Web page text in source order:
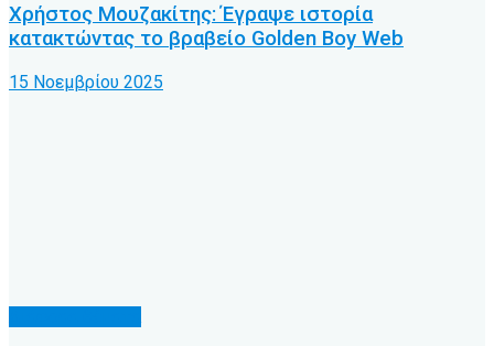
Χρήστος Μουζακίτης: Έγραψε ιστορία
κατακτώντας το βραβείο Golden Boy Web
15 Νοεμβρίου 2025